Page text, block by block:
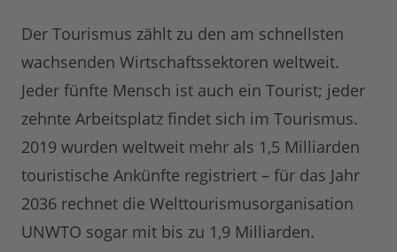
Der Tourismus zählt zu den am schnellsten
wachsenden Wirtschaftssektoren weltweit.
Jeder fünfte Mensch ist auch ein Tourist; jeder
zehnte Arbeitsplatz findet sich im Tourismus.
2019 wurden weltweit mehr als 1,5 Milliarden
touristische Ankünfte registriert – für das Jahr
2036 rechnet die Welttourismusorganisation
UNWTO sogar mit bis zu 1,9 Milliarden.